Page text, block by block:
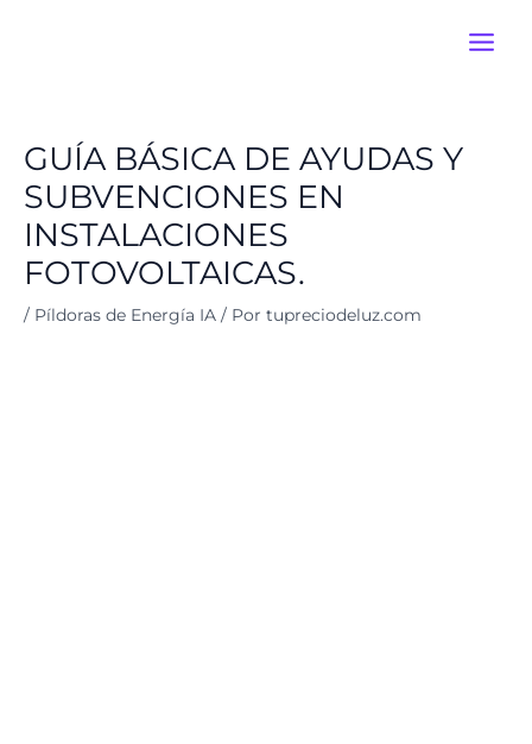
GUÍA BÁSICA DE AYUDAS Y
SUBVENCIONES EN
INSTALACIONES
FOTOVOLTAICAS.
/ Píldoras de Energía IA / Por tupreciodeluz.com